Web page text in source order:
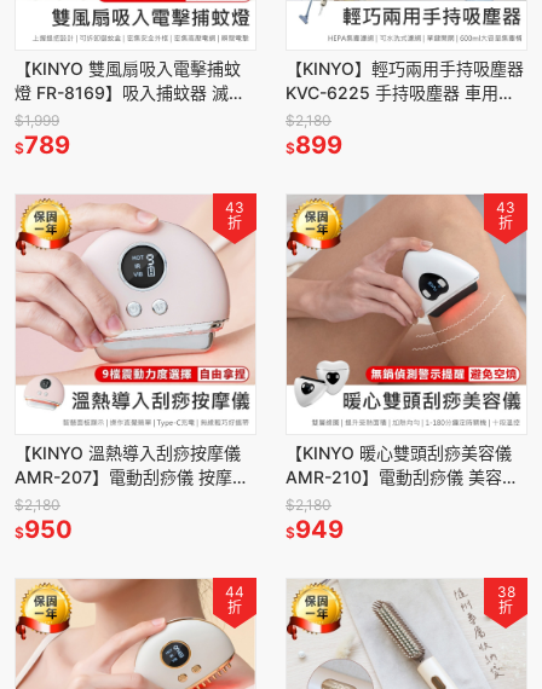
【KINYO 雙風扇吸入電擊捕蚊
燈 FR-8169】吸入捕蚊器 滅蚊
燈 電擊式捕蚊燈 雙風扇捕蚊燈
滅蚊器 物理誘捕
$1,999
$789
【KINYO】輕巧兩用手持吸塵器
KVC-6225 手持吸塵器 車用吸
塵器 吸塵器 除塵用具 直立式吸
塵器 有線吸塵器
$2,180
$899
43
折
【KINYO 溫熱導入刮痧按摩儀
AMR-207】電動刮痧儀 按摩儀
臉部按摩器 美容儀 刮痧板 熱敷
按摩 刮痧按摩儀
$2,180
$950
43
折
【KINYO 暖心雙頭刮痧美容儀
AMR-210】電動刮痧儀 美容儀
導入儀 臉部按摩儀 美容 按摩 刮
痧板 雙邊使用
$2,180
$949
44
折
38
折